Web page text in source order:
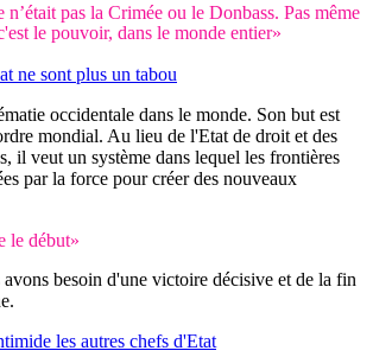
pas la Crimée ou le Donbass. Pas même
le pouvoir, dans le monde entier»
ne sont plus un tabou
occidentale dans le monde. Son but est
mondial. Au lieu de l'Etat de droit et des
il veut un système dans lequel les frontières
par la force pour créer des nouveaux
le début»
besoin d'une victoire décisive et de la fin
les autres chefs d'Etat